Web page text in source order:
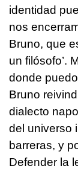
identidad
nos
Bruno, que
un filósofo’.
donde
Bruno
dialecto
del universo
barreras, y
Defender la